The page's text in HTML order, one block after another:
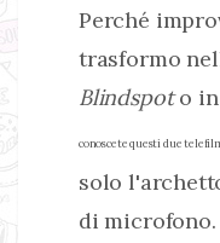
Perché
trasformo
Blindspoto
conoscete questi due
solo
di microfono.